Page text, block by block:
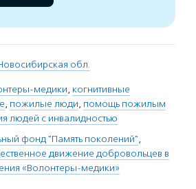
обл.
медики, когнитивные
, пожилые люди, помощь пожилым
людей с инвалидностью
фонд "Память поколений",
движение добровольцев в
«Волонтеры-медики»